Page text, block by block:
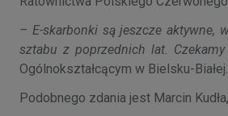
– E-skarbonki są jeszcze aktywne,
sztabu z poprzednich lat.
Ogólnokształcącym w Bielsku-
Podobnego zdania jest Marcin